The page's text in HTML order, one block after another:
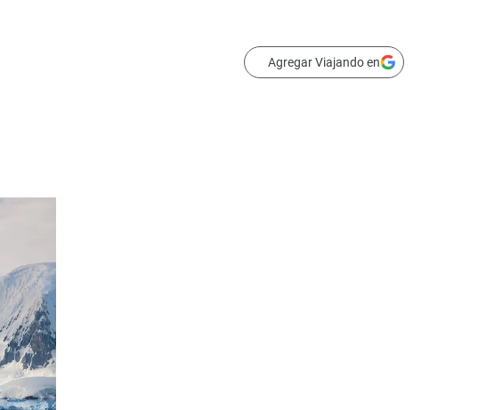
Agregar Viajando en